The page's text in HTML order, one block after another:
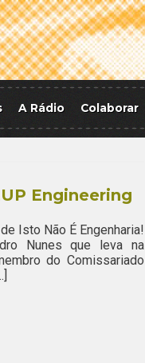
A Rádio Colaborar
Engineering
Isto Não É Engenharia!
Nunes que leva na
do Comissariado